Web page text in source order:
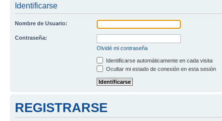
Identificarse
Nombre de Usuario:
Contraseña:
Olvidé mi contraseña
Identificarse automáticamente en cada visita
Ocultar mi estado de conexión en esta sesión
REGISTRARSE